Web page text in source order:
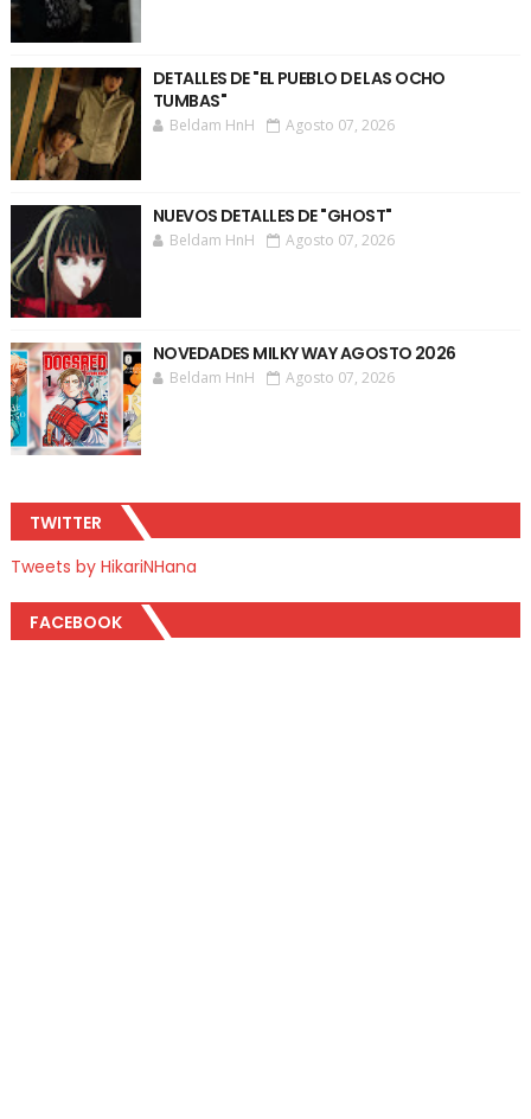
DETALLES DE "EL PUEBLO DE LAS OCHO
TUMBAS"
Beldam HnH Agosto 07, 2026
NUEVOS DETALLES DE "GHOST"
Beldam HnH Agosto 07, 2026
NOVEDADES MILKY WAY AGOSTO 2026
Beldam HnH Agosto 07, 2026
TWITTER
Tweets by HikariNHana
FACEBOOK